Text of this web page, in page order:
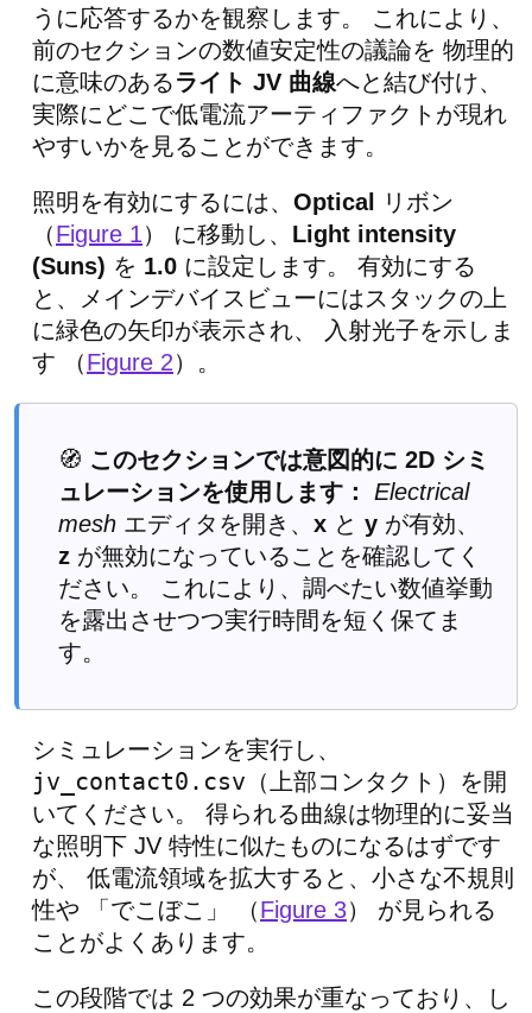
うに応答するかを観察します。 これにより、
前のセクションの数値安定性の議論を 物理的
に意味のあるライト JV 曲線へと結び付け、
実際にどこで低電流アーティファクトが現れ
やすいかを見ることができます。
照明を有効にするには、 Optical リボン
（Figure 1） に移動し、 Light intensity
(Suns) を 1.0 に設定します。 有効にする
と、メインデバイスビューにはスタックの上
に緑色の矢印が表示され、 入射光子を示しま
す （Figure 2）。
🧭 このセクションでは意図的に 2D シミ
ュレーションを使用します：
Electrical
mesh エディタを開き、 x と y が有効、
z が無効になっていることを確認してく
ださい。 これにより、調べたい数値挙動
を露出させつつ実行時間を短く保てま
す。
シミュレーションを実行し、
jv_contact0.csv （上部コンタクト）を開
いてください。 得られる曲線は物理的に妥当
な照明下 JV 特性に似たものになるはずです
が、 低電流領域を拡大すると、小さな不規則
性や 「でこぼこ」 （Figure 3） が見られる
ことがよくあります。
この段階では 2 つの効果が重なっており、し